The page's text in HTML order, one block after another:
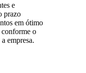
e
prazo
em ótimo
conforme o
empresa.